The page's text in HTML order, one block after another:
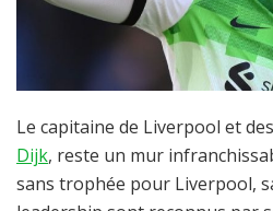
Le capitaine de Liverpool et
Dijk, reste un mur
sans trophée pour Liverpool,